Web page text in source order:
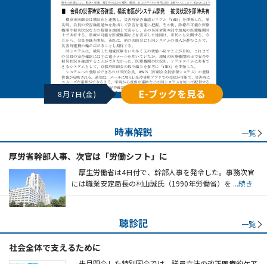
8月7日(金) E-ブックを見る
時事解説 一覧
厚労省幹部人事、次官は「労働シフト」に
厚生労働省は4日付で、幹部人事を発令した。事務次官
には職業安定局長の村山誠氏（1990年労働省）を ...続き
聴診記 一覧
社会全体で支えるために